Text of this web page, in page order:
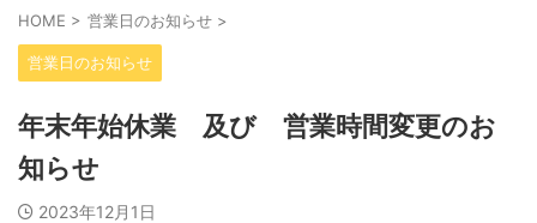
HOME > 営業日のお知らせ >
営業日のお知らせ
年末年始休業 及び 営業時間変更のお
知らせ
2023年12月1日